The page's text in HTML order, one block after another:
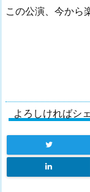
この公演、今から
よろしければシ